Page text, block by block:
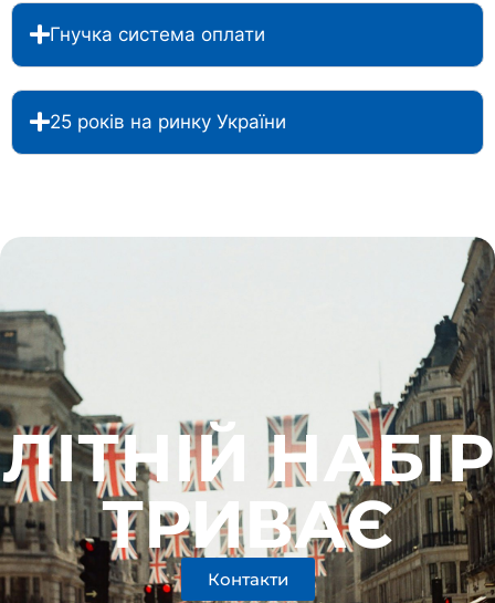
Гнучка система оплати
25 років на ринку України
ЛІТНІЙ НАБІР
ТРИВАЄ
Контакти